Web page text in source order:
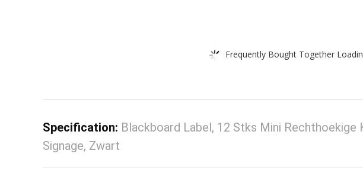
Frequently Bought Together
Specification: Blackboard Label, 12 Stks Mini
Signage, Zwart